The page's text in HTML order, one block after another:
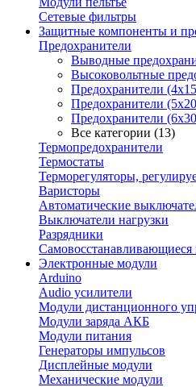
Сетевые фильтры
Защитные компоненты и
Предохранители
Выводные
Высоковольтные
Предохранители
Предохранители
Предохранители
Все категории (13)
Термопредохранители
Термостаты
Терморегуляторы,
Варисторы
Автоматические
Выключатели нагрузки
Разрядники
Самовосстанавливающиеся
Электронные модули
Arduino
Audio усилители
Модули дистанционного
Модули заряда АКБ
Модули питания
Генераторы импульсов
Дисплейные модули
Механические модули